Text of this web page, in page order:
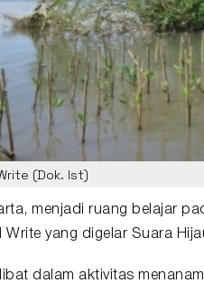
(Dok. Ist)
menjadi ruang belajar
Write yang digelar Suara
dalam aktivitas